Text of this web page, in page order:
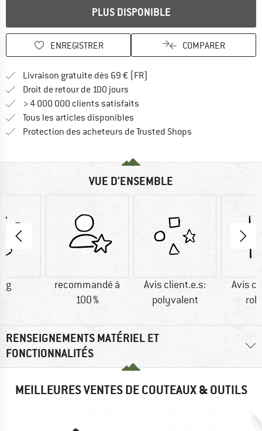
PLUS DISPONIBLE
ENREGISTRER COMPARER
Livraison gratuite dès 69 € (FR)
Droit de retour de 100 jours
> 4 000 000 clients satisfaits
Tous les articles disponibles
Protection des acheteurs de Trusted Shops
VUE D'ENSEMBLE
g
recommandé à
100 %
Avis client.e.s:
polyvalent
Avis
RENSEIGNEMENTS MATÉRIEL ET
FONCTIONNALITÉS
MEILLEURES VENTES DE COUTEAUX & OUTILS